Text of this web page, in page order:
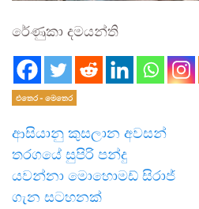
රේණුකා දමයන්ති
එතෙර - මෙතෙර
ආසියානු කුසලාන අවසන්
තරගයේ සුපිරි පන්දු
යවන්නා මොහොමඩ් සිරාජ්
ගැන සටහනක්